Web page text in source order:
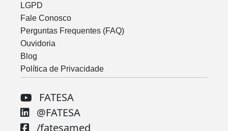
LGPD
Fale Conosco
Perguntas Frequentes (FAQ)
Ouvidoria
Blog
Política de Privacidade
FATESA
@FATESA
/fatesamed